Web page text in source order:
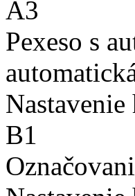
A3
Pexeso s
Nastavenie
B1